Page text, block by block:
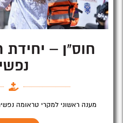
חוס"ן – יחידת
נפשי
מענה ראשוני למקרי טראומה